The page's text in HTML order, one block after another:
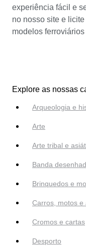
experiência fácil e
no nosso site e
modelos
Explore as nossas
Arqueologia e
Arte
Arte tribal e
Banda
Brinquedos e
Carros, motos e
Cromos e cartas
Desporto